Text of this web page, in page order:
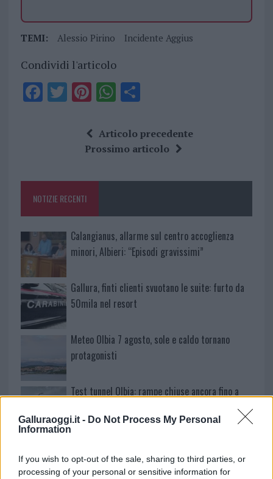
Galluraoggi.it - Do Not Process My Personal
Information
If you wish to opt-out of the sale, sharing to third parties, or
processing of your personal or sensitive information for
TEMI: Alessio Pirino Incidente Aggius
Condividi l'articolo
F
o
k
T Pi
te
re
W
at
s
p
S
a
re
Articolo precedente
Prossimo articolo
NOTIZIE RECENTI
Calangianus, allarme sul centro accoglienza
minori, Albieri: “Episodi gravissimi”
Gallura, finti clienti svuotano le suite: furto da
50mila nel resort
Meteo Olbia 7 agosto, sole e caldo tornano
protagonisti
Test tunnel Olbia: rampe chiuse ancora fino a
amate dell’estate 2026